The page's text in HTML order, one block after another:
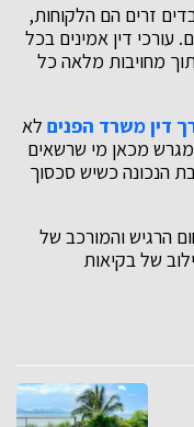
זרים הם הלקוחות,
עורכי דין אמינים בכל
מחויבות מלאה כל
דין משרד הפנים לא
מגרש מכאן מי שרשאים
הנכונה כשיש סכסוך
הרגיש והמורכב של
של בקיאות